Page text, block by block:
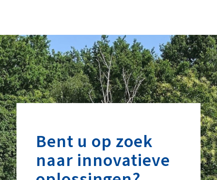
Bent u op zoek
naar innovatieve